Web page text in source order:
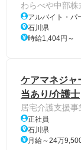
わらべや中部
アルバイト・パ
石川県
時給1,404円～
ケアマネジャ
当あり/介護士
居宅介護支援
正社員
石川県
月給～24万